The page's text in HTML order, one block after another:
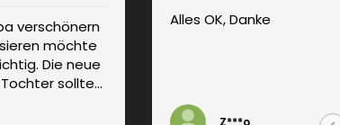
verschönern
möchte
Die neue
sollte
Wir
und
Super Service, hochwertige
Alles OK, Danke
Z***o